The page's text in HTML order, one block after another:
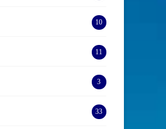
10
11
3
33